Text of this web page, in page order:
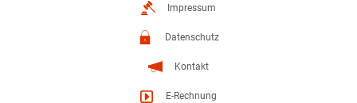
Impressum
Datenschutz
Kontakt
E-Rechnung